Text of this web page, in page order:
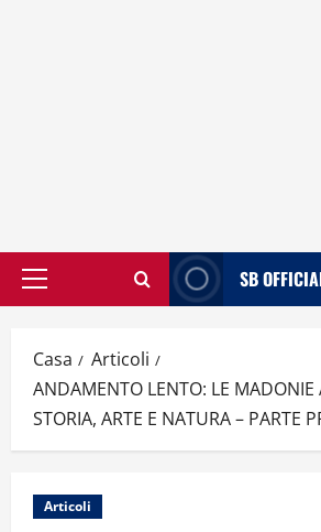
Menù
SB
Casa
Articoli
ANDAMENTO LENTO: LE MADONIE
STORIA, ARTE E NATURA – PARTE
Articoli